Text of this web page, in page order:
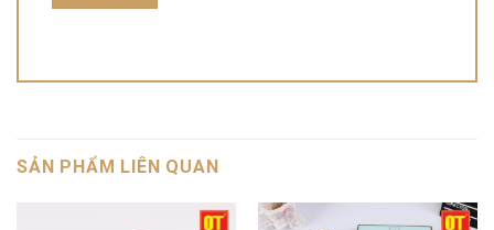
SẢN PHẨM LIÊN QUAN